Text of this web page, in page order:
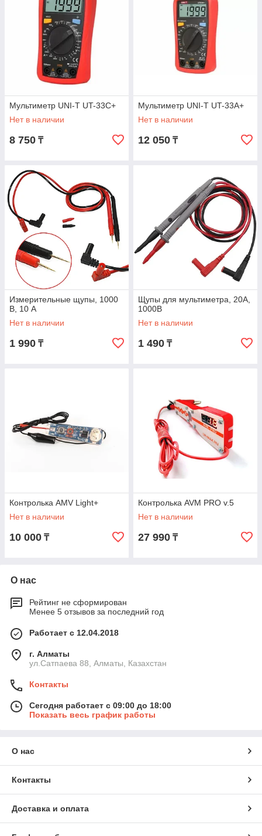
Мультиметр UNI-T UT-33C+
Нет в наличии
8 750 ₸
Мультиметр UNI-T UT-33A+
Нет в наличии
12 050 ₸
Измерительные щупы, 1000
В, 10 А
Нет в наличии
1 990 ₸
Щупы для мультиметра, 20А,
1000В
Нет в наличии
1 490 ₸
Контролька AMV Light+
Нет в наличии
10 000 ₸
Контролька AVM PRO v.5
Нет в наличии
27 990 ₸
О нас
Рейтинг не сформирован
Менее 5 отзывов за последний год
Работает с 12.04.2018
г. Алматы
ул.Сатпаева 88, Алматы, Казахстан
Контакты
Сегодня работает с 09:00 до 18:00
Показать весь график работы
О нас
Контакты
Доставка и оплата